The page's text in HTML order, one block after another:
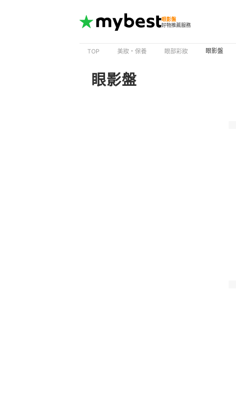
眼影盤
好物推薦服務
TOP 美妝・保養 眼部彩妝 眼影盤
眼影盤